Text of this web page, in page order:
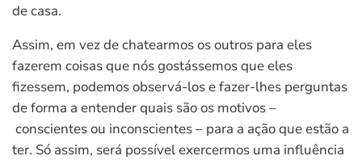
de casa.
Assim, em vez de chatearmos os outros para eles
fazerem coisas que nós gostássemos que eles
fizessem, podemos observá-los e fazer-lhes perguntas
de forma a entender quais são os motivos –
conscientes ou inconscientes – para a ação que estão a
ter. Só assim, será possível exercermos uma influência